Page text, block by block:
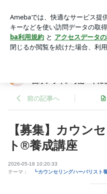
屋・岡崎・安城・豊川・蒲
てない事を教えるハーブティ
アプリをダウンロードして ブ
ょう。
国オンライン可能 本に
前の記事へ
【募集】カウン
ト®養成講座
2026-05-18 10:20:33
テーマ：
┗カウンセリングハーバリスト